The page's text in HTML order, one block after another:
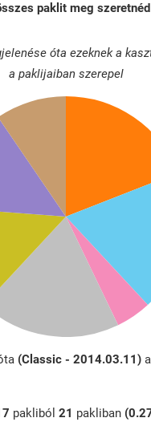
paklit meg
óta ezeknek a
a paklijaiban szerepel
(Classic - 2014.03.11)
pakliból 21 pakliban